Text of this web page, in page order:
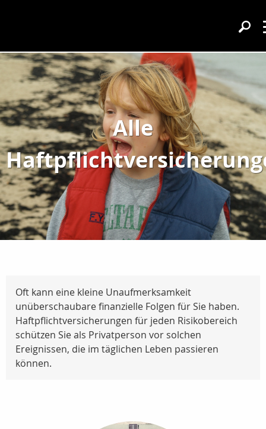
Alle
Oft kann eine kleine Unaufmerksamkeit
unüberschaubare finanzielle Folgen für Sie haben.
Haftpflichtversicherungen für jeden Risikobereich
schützen Sie als Privatperson vor solchen
Ereignissen, die im täglichen Leben passieren
können.